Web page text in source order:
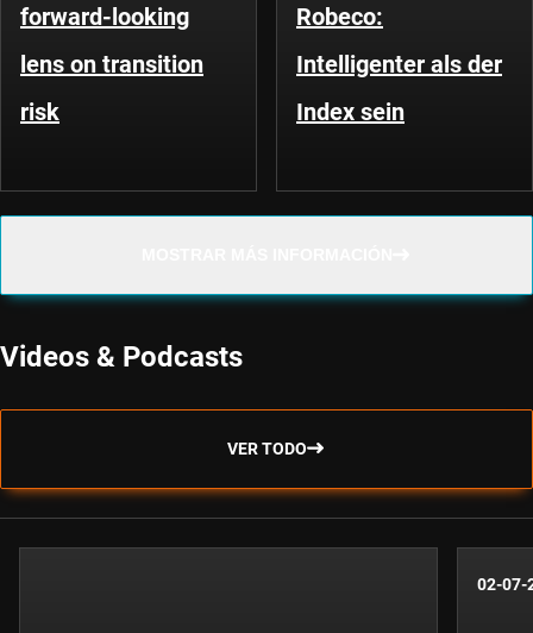
forward-looking
lens on transition
risk
Robeco:
Intelligenter als der
Index sein
Videos & Podcasts
VER TODO
02-07-